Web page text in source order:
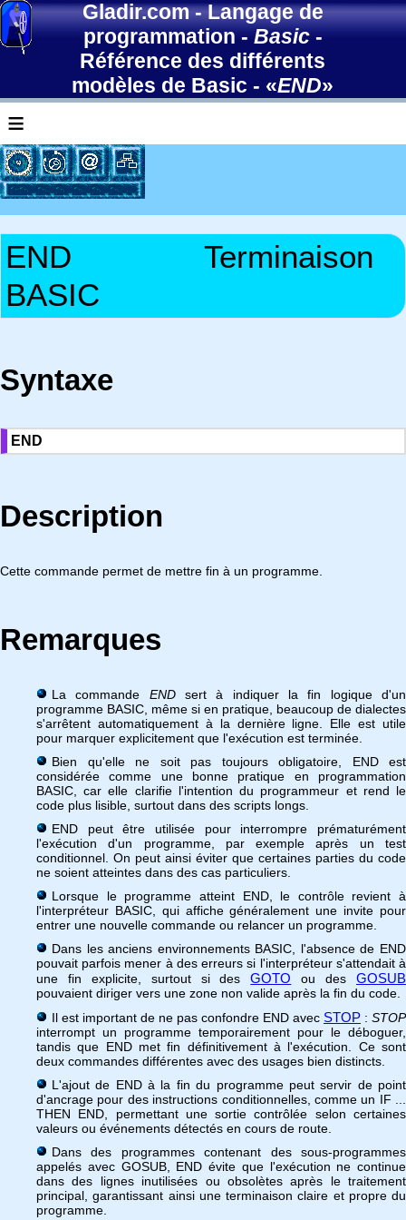
Gladir.com-Langage de
programmation-Basic-
Référence des différents
modèles de Basic - «END»
≡
END
Terminaison
BASIC
Syntaxe
END
Description
Cette commande permet de mettre fin à un programme.
Remarques
La commande ENDsert à indiquer la fin logique d'un
programme BASIC, même si en pratique, beaucoup de dialectes
s'arrêtent automatiquement à la dernière ligne. Elle est utile
pour marquer explicitement que l'exécution est terminée.
Bien qu'elle ne soit pas toujours obligatoire, END est
considérée comme une bonne pratique en programmation
BASIC, car elle clarifie l'intention du programmeur et rend le
code plus lisible, surtout dans des scripts longs.
END peut être utilisée pour interrompre prématurément
l'exécution d'un programme, par exemple après un test
conditionnel. On peut ainsi éviter que certaines parties du code
ne soient atteintes dans des cas particuliers.
Lorsque le programme atteint END, le contrôle revient à
l'interpréteur BASIC, qui affiche généralement une invite pour
entrer une nouvelle commande ou relancer un programme.
Dans les anciens environnements BASIC, l'absence de END
pouvait parfois mener à des erreurs si l'interpréteur s'attendait à
une fin explicite, surtout si desGOTO ou desGOSUB
pouvaient diriger vers une zone non valide après la fin du code.
Il est important de ne pas confondre END avec STOP : STOP
interrompt un programme temporairement pour le déboguer,
tandis que END met fin définitivement à l'exécution. Ce sont
deux commandes différentes avec des usages bien distincts.
L'ajout de END à la fin du programme peut servir de point
d'ancrage pour des instructions conditionnelles, comme un IF ...
THEN END, permettant une sortie contrôlée selon certaines
valeurs ou événements détectés en cours de route.
Dans des programmes contenant des sous-programmes
appelés avec GOSUB, END évite que l'exécution ne continue
dans des lignes inutilisées ou obsolètes après le traitement
principal, garantissant ainsi une terminaison claire et propre du
programme.